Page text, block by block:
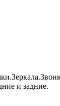
и задние.